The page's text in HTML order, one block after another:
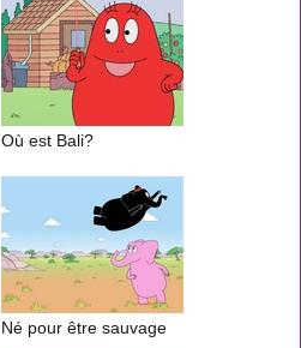
Où est Bali?
Né pour être sauvage